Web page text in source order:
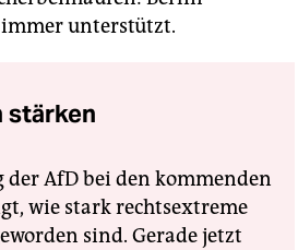
unterstützt.
stärken
der AfD bei den kommenden
wie stark rechtsextreme
sind. Gerade jetzt